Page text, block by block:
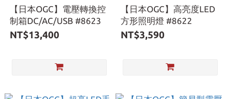
【日本OGC】電壓轉換控
制箱DC/AC/USB #8623
NT$13,400
【日本OGC】高亮度LED
方形照明燈 #8622
NT$3,590